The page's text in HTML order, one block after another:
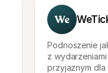
Podnoszenie
z
przyjaznym